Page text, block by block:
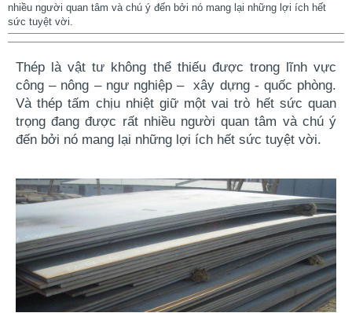
nhiều người quan tâm và chú ý đến bởi nó mang lại những lợi ích hết
sức tuyệt vời.
Thép là vật tư không thể thiếu được trong lĩnh vực
công – nông – ngư nghiệp – xây dựng - quốc phòng.
Vàthép tấm chịu nhiệtgiữ một vai trò hết sức quan
trọng đang được rất nhiều người quan tâm và chú ý
đến bởi nó mang lại những lợi ích hết sức tuyệt vời.